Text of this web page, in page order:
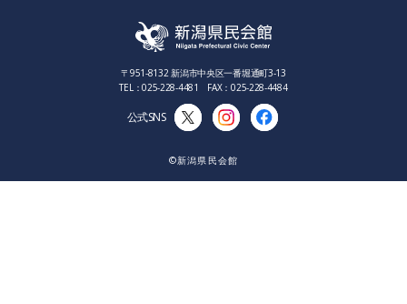
〒951-8132 新潟市中央区一番堀通町3-13
TEL：025-228-4481 FAX：025-228-4484
公式SNS
©新潟県民会館